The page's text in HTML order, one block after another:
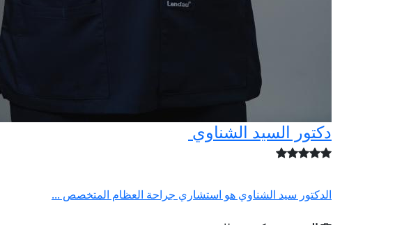
دكتور السيد الشناوي
الدكتور سيد الشناوي هو استشاري جراحة العظام المتخصص ...